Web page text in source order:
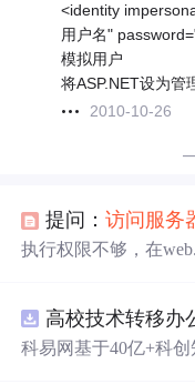
<identity
用户名"
模拟用户
将ASP.NET设为管
2010-10-26
提问：访问 服务
执行权限不够，在
科易网基于40亿+科